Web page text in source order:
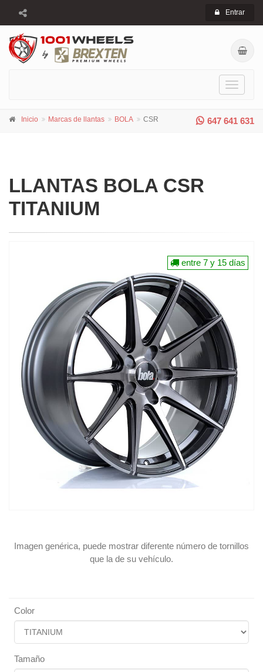
Entrar
Toggle
647 641 631
Inicio Marcas de llantas BOLA CSR
LLANTAS BOLA CSR
TITANIUM
Imagen genérica, puede mostrar diferente número de tornillos
que la de su vehículo.
entre 7 y 15 días
Color
Tamaño